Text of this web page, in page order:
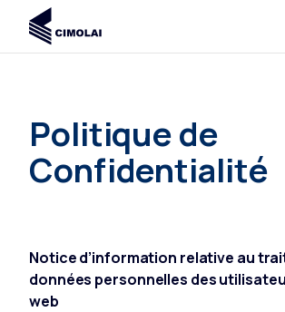
Politique de
Confidentialité
Notice d’information relative au
données personnelles des
web